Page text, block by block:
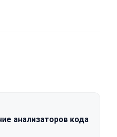
анализаторов кода